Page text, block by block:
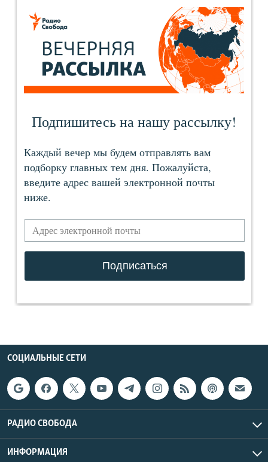
СОЦИАЛЬНЫЕ СЕТИ
РАДИО СВОБОДА
ИНФОРМАЦИЯ